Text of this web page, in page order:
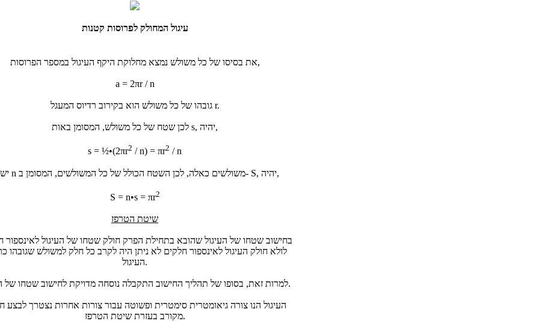
עיגול המחולק לפרוסות קטנות
את בסיסו של כל משולש נמצא מחלוקת היקף העיגול במספר הפרוסות,
a = 2πr / n
גובהו של כל משולש הוא בקירוב רדיוס המעגל r.
לכן שטח של כל משולש, המסומן באות s, יהיה,
s = ½•(2πr2 / n) = πr2 / n
ישנם n משולשים כאלה, לכן השטח הכולל של כל המשולשים, המסומן ב- S, יהיה,
S = n•s = πr2
שיטת הטרפז
בחישוב שטחו של העיגול שהובא בתחילת הפרק חולק שטחו של העיגול לאינספור
לולא חולק העיגול לאינספור חלקים לא ניתן היה לקרב כל חלק למשולש שגובהו
העיגול.
למרות זאת, בסופו של תהליך החישוב התקבלה נוסחה מדויקת לחישוב שטחו של העיגול.
העיגול הנו צורה גיאומטרית סימטרית ופשוטה עבור צורות אחרות נצטרך לבצע
מקורב בעזרת שיטת הטרפז.